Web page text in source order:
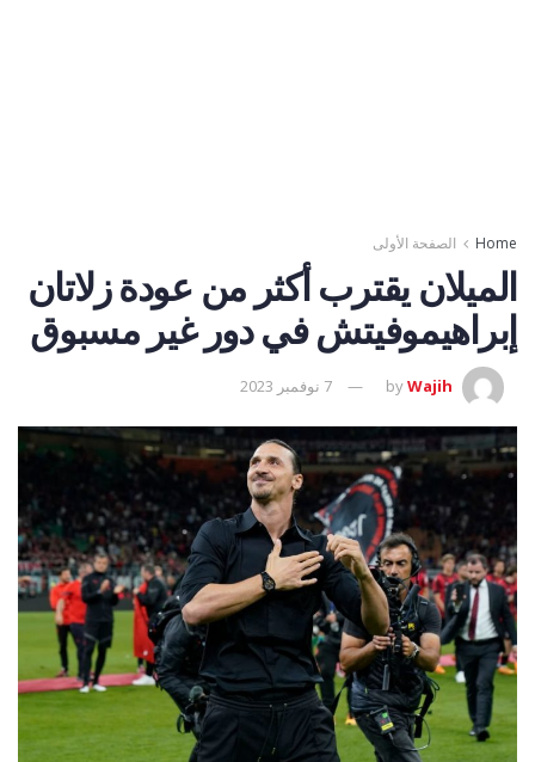
Home الصفحة الأولى
الميلان يقترب أكثر من عودة زلاتان
إبراهيموفيتش في دور غير مسبوق
byWajih 7 نوفمبر 2023